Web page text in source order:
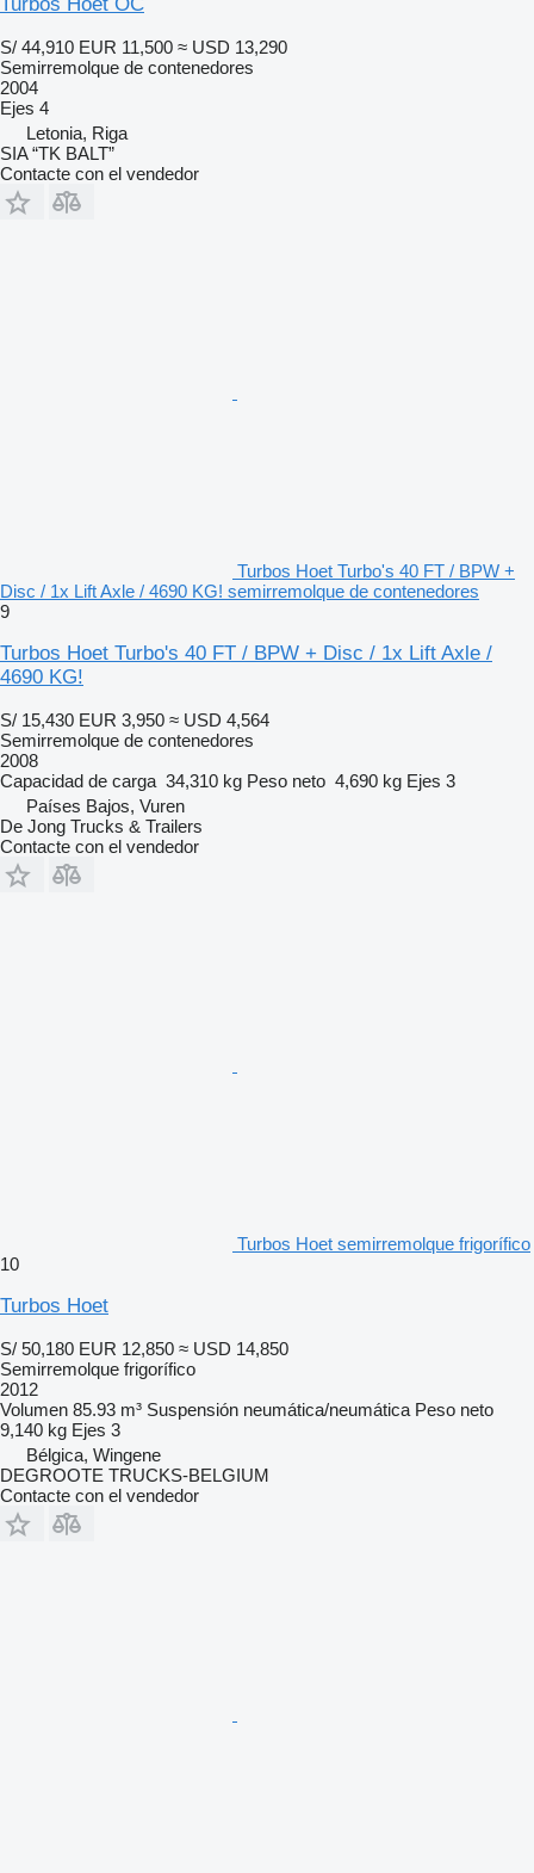
S/ 44,910 EUR 11,500 ≈ USD 13,290
Semirremolque de contenedores
2004
Ejes 4
Letonia, Riga
SIA “TK BALT”
Contacte con el vendedor
Turbos Hoet Turbo's 40 FT / BPW +
Disc / 1x Lift Axle / 4690 KG! semirremolque de contenedores
9
Turbos Hoet Turbo's 40 FT / BPW + Disc / 1x Lift Axle /
4690 KG!
S/ 15,430 EUR 3,950 ≈ USD 4,564
Semirremolque de contenedores
2008
Capacidad de carga 34,310 kg Peso neto 4,690 kg Ejes 3
Países Bajos, Vuren
De Jong Trucks & Trailers
Contacte con el vendedor
Turbos Hoet semirremolque frigorífico
10
Turbos Hoet
S/ 50,180 EUR 12,850 ≈ USD 14,850
Semirremolque frigorífico
2012
Volumen 85.93 m³ Suspensión neumática/neumática Peso neto
9,140 kg Ejes 3
Bélgica, Wingene
DEGROOTE TRUCKS-BELGIUM
Contacte con el vendedor